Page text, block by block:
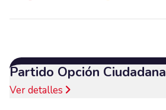
Partido Opción Ciudadana
Ver detalles